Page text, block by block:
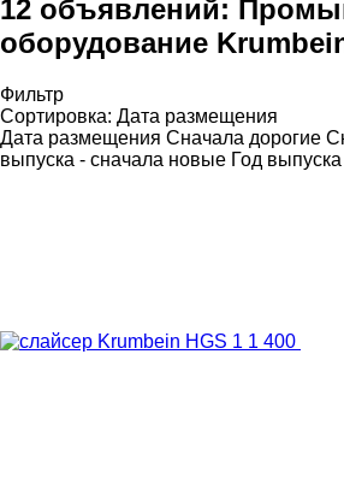
12 объявлений:
оборудование
Фильтр
Сортировка: Дата размещения
Дата размещения Сначала дорогие
выпуска - сначала новые Год